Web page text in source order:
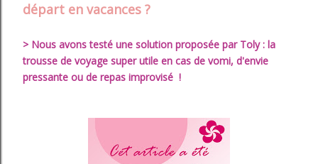
départ en vacances ?
> Nous avons testé une solution proposée par Toly : la
trousse de voyage super utile en cas de vomi, d'envie
pressante ou de repas improvisé !